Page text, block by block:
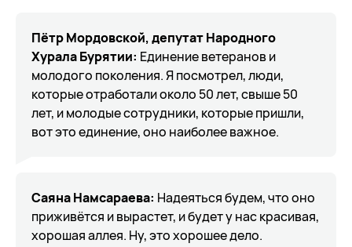
Пётр Мордовской, депутат Народного
Хурала Бурятии: Единение ветеранов и
молодого поколения. Я посмотрел, люди,
которые отработали около 50 лет, свыше 50
лет, и молодые сотрудники, которые пришли,
вот это единение, оно наиболее важное.
Саяна Намсараева: Надеяться будем, что оно
приживётся и вырастет, и будет у нас красивая,
хорошая аллея. Ну, это хорошее дело.